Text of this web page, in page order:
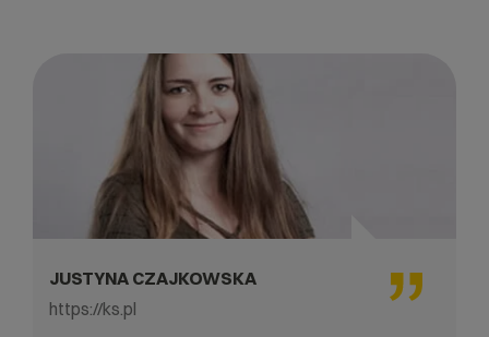
JUSTYNA CZAJKOWSKA
https://ks.pl